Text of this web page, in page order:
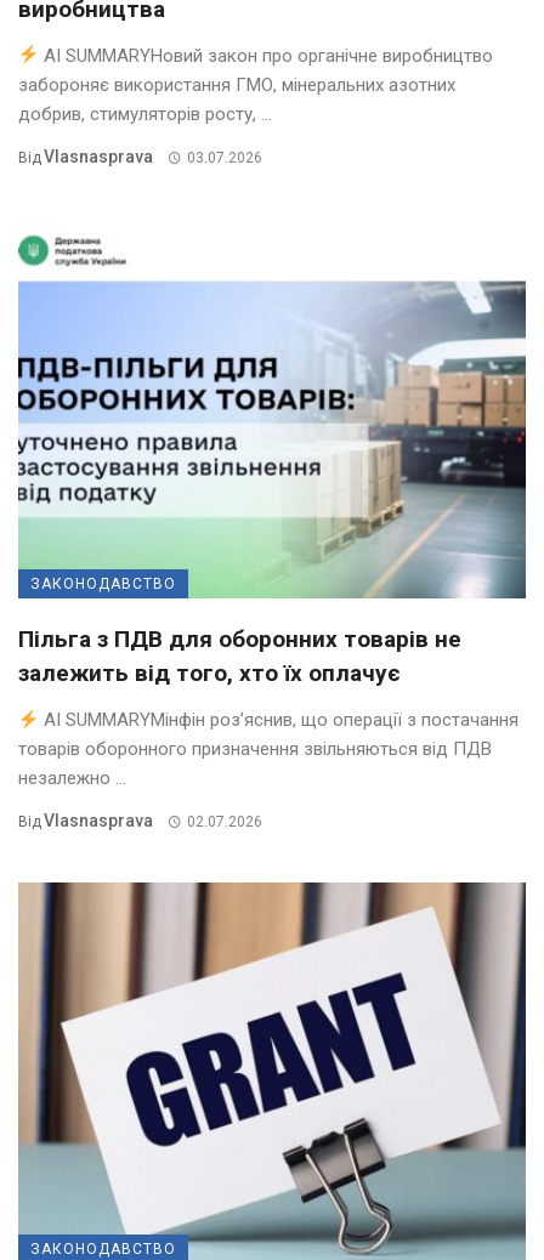
виробництва
AI SUMMARYНовий закон про органічне виробництво
забороняє використання ГМО, мінеральних азотних
добрив, стимуляторів росту, ...
Від Vlasnasprava 03.07.2026
ЗАКОНОДАВСТВО
Пільга з ПДВ для оборонних товарів не
залежить від того, хто їх оплачує
AI SUMMARYМінфін роз’яснив, що операції з постачання
товарів оборонного призначення звільняються від ПДВ
незалежно ...
ВідVlasnasprava 02.07.2026
ЗАКОНОДАВСТВО